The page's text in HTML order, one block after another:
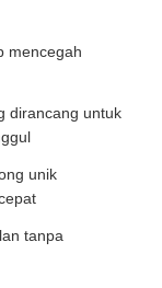
mencegah
dirancang untuk
unik
tanpa